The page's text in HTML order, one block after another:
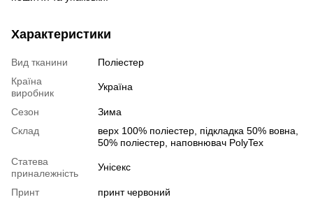
Характеристики
Вид тканини
Поліестер
Країна
виробник
Україна
Сезон
Зима
Склад
верх 100% поліестер, підкладка 50% вовна,
50% поліестер, наповнювач PolyTex
Статева
приналежність
Унісекс
Принт принт червоний